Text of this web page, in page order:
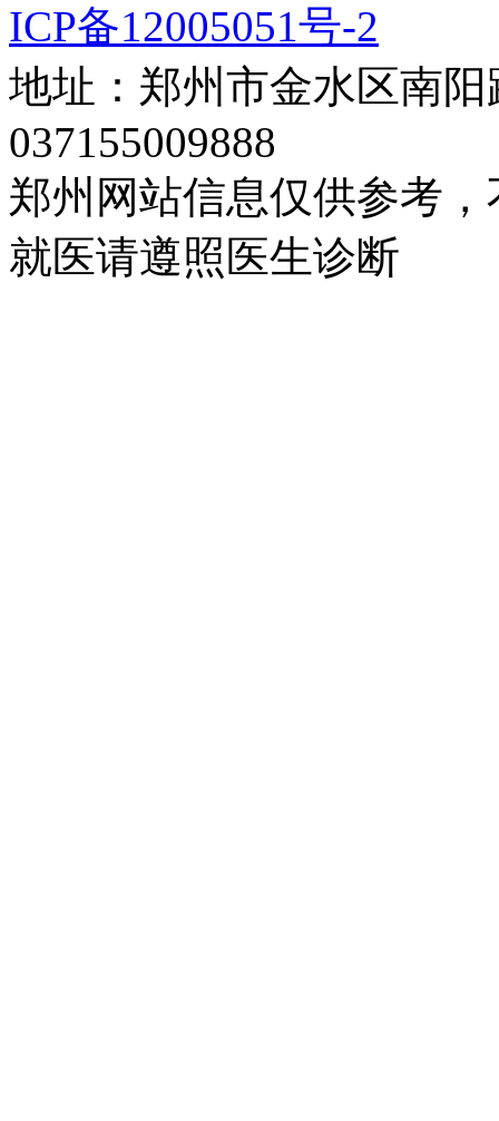
ICP备12005051号-2
地址：郑州市金水区南
037155009888
郑州网站信息仅供参考
就医请遵照医生诊断